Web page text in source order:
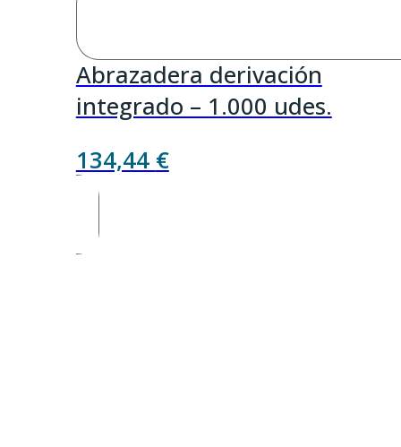
Abrazadera derivación
integrado – 1.000 udes.
134,44 €